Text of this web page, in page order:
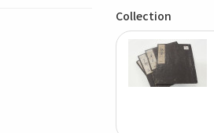
Collection